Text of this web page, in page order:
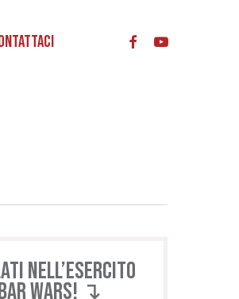
nell’esercito
WARS! ↴